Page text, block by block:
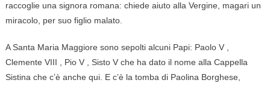
raccoglie una signora romana: chiede aiuto alla Vergine, magari un
miracolo, per suo figlio malato.
A Santa Maria Maggiore sono sepolti alcuni Papi: Paolo V
Clemente VIII , Pio V , Sisto V che ha dato il nome alla Cappella
Sistina che c’è anche qui. E c’è la tomba di Paolina Borghese,